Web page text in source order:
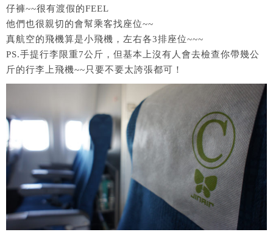
仔褲~~很有渡假的FEEL
他們也很親切的會幫乘客找座位~~
真航空的飛機算是小飛機，左右各3排座位~~~
PS.手提行李限重7公斤，但基本上沒有人會去檢查你帶幾公
斤的行李上飛機~~只要不要太誇張都可！